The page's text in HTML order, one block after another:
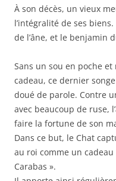
À son décès, un vieux
l’intégralité de ses
de l’âne, et le benjamin
Sans un sou en poche
cadeau, ce dernier
doué de parole. Contre
avec beaucoup de ruse,
faire la fortune de son
Dans ce but, le Chat
au roi comme un
Carabas ».